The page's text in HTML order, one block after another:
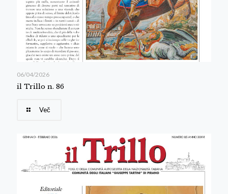
06/04/2026
il Trillo n. 86
Več